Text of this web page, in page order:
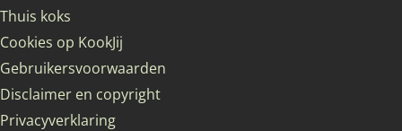
Thuis koks
Cookies op KookJij
Gebruikersvoorwaarden
Disclaimer en copyright
Privacyverklaring